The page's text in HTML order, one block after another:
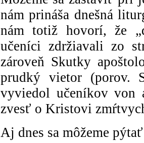
nám prináša dnešná
nám totiž hovorí, že
učeníci zdržiavali zo
zároveň Skutky
prudký vietor
vyviedol učeníkov von
zvesť o Kristovi
Aj dnes sa môžeme